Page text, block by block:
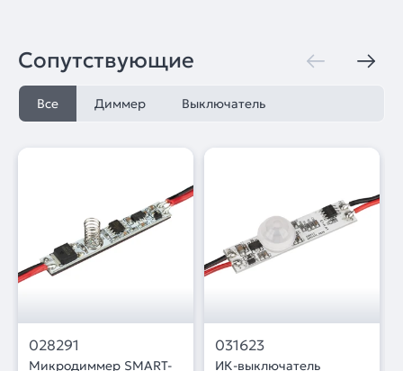
Сопутствующие
Все Диммер Выключатель
028291
Микродиммер SMART-
031623
ИК-выключатель